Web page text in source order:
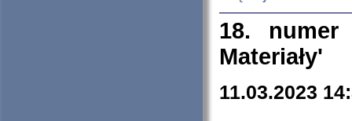
18. numer
Materiały'
11.03.2023